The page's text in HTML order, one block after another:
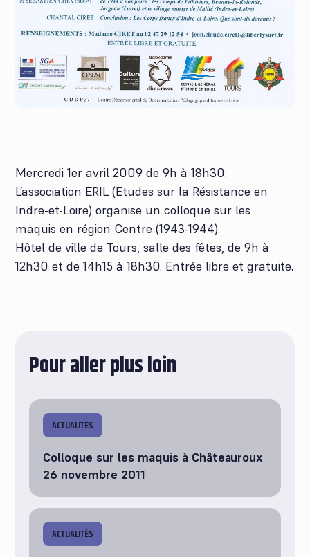
Pour aller plus loin
ACTUALITÉS
Colloque sur les maquis à Châteauroux
26 novembre 2011
ACTUALITÉS
Mercredi 1er avril 2009 de 9h à 18h30:
L’association ERIL (Etudes sur la Résistance en
Indre-et-Loire) organise un colloque sur les
maquis en région Centre (1943-1944).
Hôtel de ville de Tours, salle des fêtes, de 9h à
12h30 et de 14h15 à 18h30. Entrée libre et gratuite.